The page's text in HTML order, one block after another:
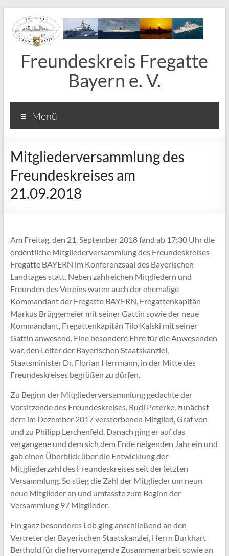
Freundeskreis Fregatte
Bayern e. V.
Menü
Mitgliederversammlung des
Freundeskreises am
21.09.2018
Am Freitag, den 21. September 2018 fand ab 17:30 Uhr die
ordentliche Mitgliederversammlung des Freundeskreises
Fregatte BAYERN im Konferenzsaal des Bayerischen
Landtages statt. Neben zahlreichen Mitgliedern und
Freunden des Vereins waren auch der ehemalige
Kommandant der Fregatte BAYERN, Fregattenkapitän
Markus Brüggemeier mit seiner Gattin sowie der neue
Kommandant, Fregattenkapitän Tilo Kalski mit seiner
Gattin anwesend. Eine besondere Ehre für die Anwesenden
war, den Leiter der Bayerischen Staatskanzlei,
Staatsminister Dr. Florian Herrmann, in der Mitte des
Freundeskreises begrüßen zu dürfen.
Zu Beginn der Mitgliederversammlung gedachte der
Vorsitzende des Freundeskreises, Rudi Peterke, zunächst
dem im Dezember 2017 verstorbenen Mitglied, Graf von
und zu Philipp Lerchenfeld. Danach ging er auf das
vergangene und dem sich dem Ende neigenden Jahr ein und
gab einen Überblick über die Entwicklung der
Mitgliederzahl des Freundeskreises seit der letzten
Versammlung. So stieg die Zahl der Mitglieder um neun
neue Mitglieder an und umfasste zum Beginn der
Versammlung 97 Mitglieder.
Ein ganz besonderes Lob ging anschließend an den
Vertreter der Bayerischen Staatskanzlei, Herrn Burkhart
Berthold für die hervorragende Zusammenarbeit sowie an